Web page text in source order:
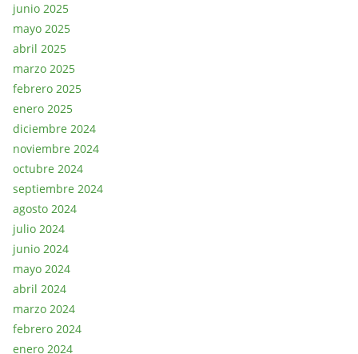
junio 2025
mayo 2025
abril 2025
marzo 2025
febrero 2025
enero 2025
diciembre 2024
noviembre 2024
octubre 2024
septiembre 2024
agosto 2024
julio 2024
junio 2024
mayo 2024
abril 2024
marzo 2024
febrero 2024
enero 2024